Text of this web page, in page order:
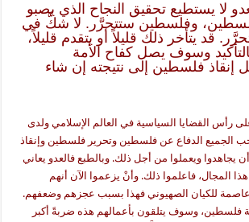
لا يستطيع تحقيق النجاح الذي يصبو
وفلسطين ستتحرَّر. لا شكَّ في
قد يتأخر ذلك قليلاً أو يتقدم قليلاً،
وسوف يصل كفاح الأمة
إنقاذ فلسطين إلى نتيجته إن شاء
رأس القضايا السياسية في العالم الإسلامي ولدى
الجميع الدفاع عن فلسطين وتحرير فلسطين وإنقاذ
يجاهدوا ويعملوا من أجل ذلك. وبالطبع فالعدو يعاني
المجال، فاعلموا ذلك. وأنْ يزعموا الآن أنهم
للكيان الصهيوني فهذا بسبب عجزهم وضعفهم.
فلسطين، وسوف يتلقون بأعمالهم هذه ضربةً أكبر